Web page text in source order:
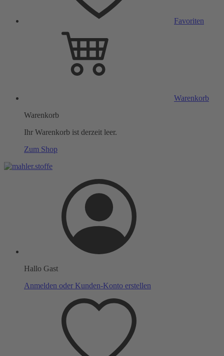
Favoriten
Warenkorb
Warenkorb
Ihr Warenkorb ist derzeit leer.
Zum Shop
Hallo Gast
Anmelden oder Kunden-Konto erstellen